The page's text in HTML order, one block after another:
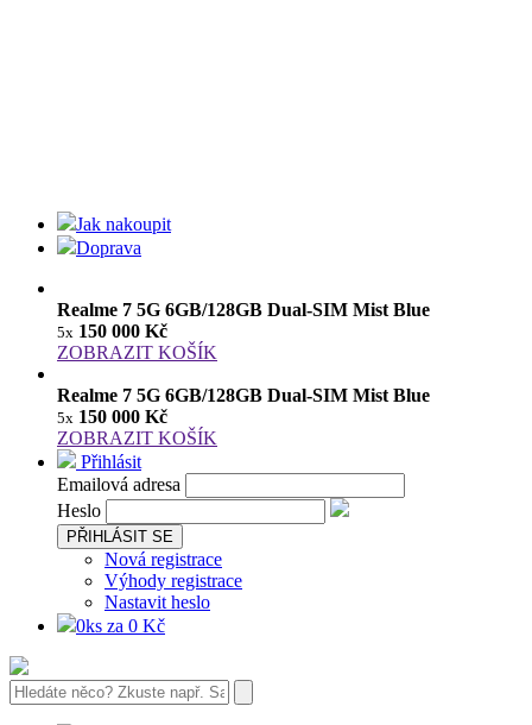
Jak nakoupit
Doprava
Realme 7 5G 6GB/128GB Dual-SIM Mist Blue
5x 150 000 Kč
ZOBRAZIT KOŠÍK
Realme 7 5G 6GB/128GB Dual-SIM Mist Blue
5x 150 000 Kč
ZOBRAZIT KOŠÍK
Přihlásit
Emailová adresa
Heslo
PŘIHLÁSIT SE
Nová registrace
Výhody registrace
Nastavit heslo
0ks za 0 Kč